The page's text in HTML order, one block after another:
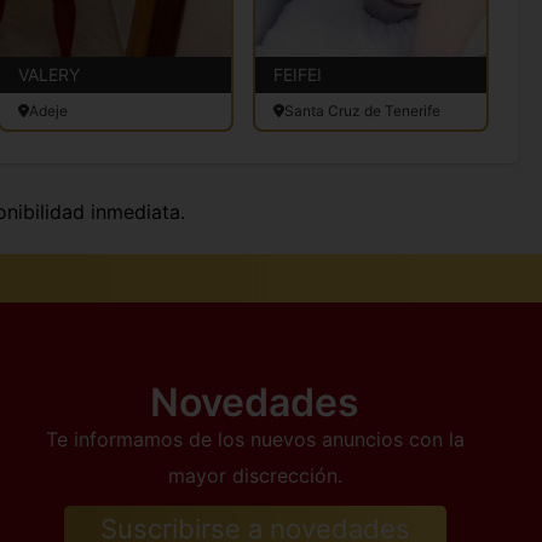
VALERY
Adeje
FEIFEI
Santa Cruz de Tenerife
inmediata.
Novedades
Te informamos de los nuevos anuncios con la
mayor discrección.
Suscribirse a novedades